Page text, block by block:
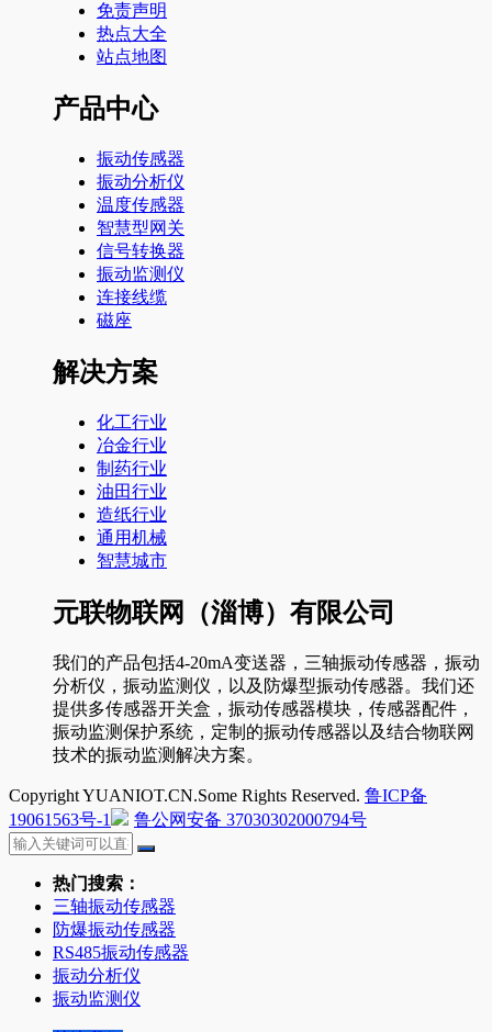
免责声明
热点大全
站点地图
产品中心
振动传感器
振动分析仪
温度传感器
智慧型网关
信号转换器
振动监测仪
连接线缆
磁座
解决方案
化工行业
冶金行业
制药行业
油田行业
造纸行业
通用机械
智慧城市
元联物联网（淄博）有限公司
我们的产品包括4-20mA变送器，三轴振动传感器，振动
分析仪，振动监测仪，以及防爆型振动传感器。我们还
提供多传感器开关盒，振动传感器模块，传感器配件，
振动监测保护系统，定制的振动传感器以及结合物联网
技术的振动监测解决方案。
Copyright YUANIOT.CN.Some Rights Reserved. 鲁ICP备
19061563号-1
鲁公网安备 37030302000794号
热门搜索：
三轴振动传感器
防爆振动传感器
RS485振动传感器
振动分析仪
振动监测仪